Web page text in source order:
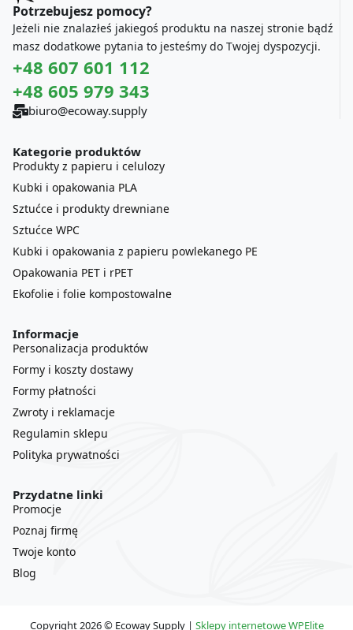
Potrzebujesz pomocy?
Jeżeli nie znalazłeś jakiegoś produktu na naszej stronie bądź
masz dodatkowe pytania to jesteśmy do Twojej dyspozycji.
+48 607 601 112
+48 605 979 343
biuro@ecoway.supply
Kategorie produktów
Produkty z papieru i celulozy
Kubki i opakowania PLA
Sztućce i produkty drewniane
Sztućce WPC
Kubki i opakowania z papieru powlekanego PE
Opakowania PET i rPET
Ekofolie i folie kompostowalne
Informacje
Personalizacja produktów
Formy i koszty dostawy
Formy płatności
Zwroty i reklamacje
Regulamin sklepu
Polityka prywatności
Przydatne linki
Promocje
Poznaj firmę
Twoje konto
Blog
Copyright 2026 © Ecoway Supply | Sklepy internetowe WPElite